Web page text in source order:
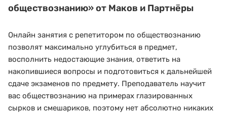
обществознанию»от Маков и Партнёры
Онлайн занятия с репетитором по обществознанию
позволят максимально углубиться в предмет,
восполнить недостающие знания, ответить на
накопившиеся вопросы и подготовиться к дальнейшей
сдаче экзаменов по предмету. Преподаватель научит
вас обществознанию на примерах глазированных
сырков и смешариков, поэтому нет абсолютно никаких